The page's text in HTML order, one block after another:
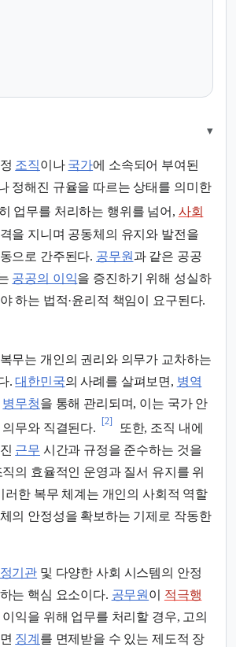
▾
조직이나 국가에 소속되어 부여된
정해진 규율을 따르는 상태를 의미한
업무를 처리하는 행위를 넘어, 사회
을 지니며 공동체의 유지와 발전을
으로 간주된다. 공무원 과 같은 공공
공공의 이익을 증진하기 위해 성실하
하는 법적·윤리적 책임이 요구된다.
무는 개인의 권리와 의무가 교차하는
.대한민국의 사례를 살펴보면, 병역
병무청을 통해 관리되며, 이는 국가 안
무와 직결된다.
[2]
또한, 조직 내에
근무 시간과 규정을 준수하는 것을
의 효율적인 운영과 질서 유지를 위
러한 복무 체계는 개인의 사회적 역할
의 안정성을 확보하는 기제로 작동한
기관 및 다양한 사회 시스템의 안정
는 핵심 요소이다. 공무원이 적극행
익을 위해 업무를 처리할 경우, 고의
징계 를 면제받을 수 있는 제도적 장